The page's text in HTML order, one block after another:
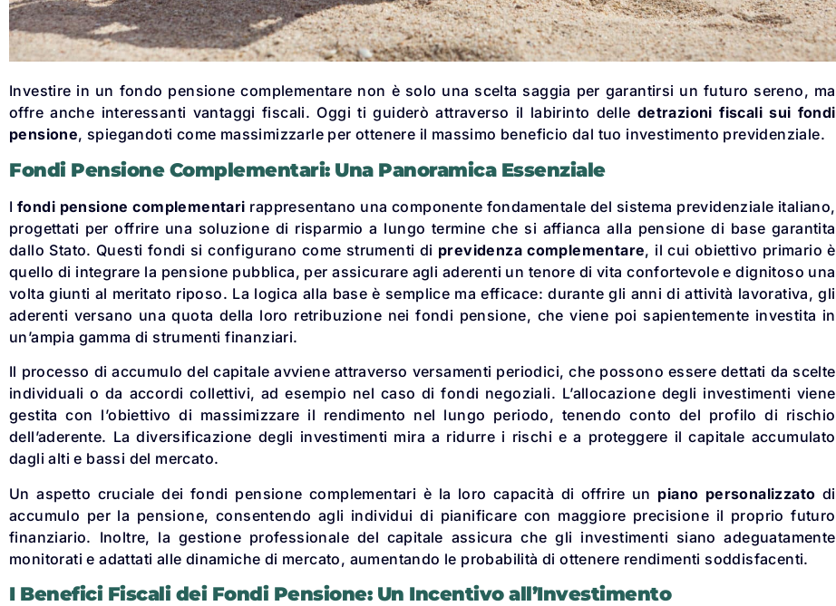
Investire in un fondo pensione complementare non è solo una scelta saggia per garantirsi un futuro sereno, ma
offre anche interessanti vantaggi fiscali. Oggi ti guiderò attraverso il labirinto delle detrazioni fiscali sui fondi
pensione, spiegandoti come massimizzarle per ottenere il massimo beneficio dal tuo investimento previdenziale.
Fondi Pensione Complementari: Una Panoramica Essenziale
Ifondi pensione complementari rappresentano una componente fondamentale del sistema previdenziale italiano,
progettati per offrire una soluzione di risparmio a lungo termine che si affianca alla pensione di base garantita
dallo Stato. Questi fondi si configurano come strumenti di previdenza complementare, il cui obiettivo primario è
quello di integrare la pensione pubblica, per assicurare agli aderenti un tenore di vita confortevole e dignitoso una
volta giunti al meritato riposo. La logica alla base è semplice ma efficace: durante gli anni di attività lavorativa, gli
aderenti versano una quota della loro retribuzione nei fondi pensione, che viene poi sapientemente investita in
un’ampia gamma di strumenti finanziari.
Il processo di accumulo del capitale avviene attraverso versamenti periodici, che possono essere dettati da scelte
individuali o da accordi collettivi, ad esempio nel caso di fondi negoziali. L’allocazione degli investimenti viene
gestita con l’obiettivo di massimizzare il rendimento nel lungo periodo, tenendo conto del profilo di rischio
dell’aderente. La diversificazione degli investimenti mira a ridurre i rischi e a proteggere il capitale accumulato
dagli alti e bassi del mercato.
Un aspetto cruciale dei fondi pensione complementari è la loro capacità di offrire un piano personalizzato di
accumulo per la pensione, consentendo agli individui di pianificare con maggiore precisione il proprio futuro
finanziario. Inoltre, la gestione professionale del capitale assicura che gli investimenti siano adeguatamente
monitorati e adattati alle dinamiche di mercato, aumentando le probabilità di ottenere rendimenti soddisfacenti.
I Benefici Fiscali dei Fondi Pensione: Un Incentivo all’Investimento